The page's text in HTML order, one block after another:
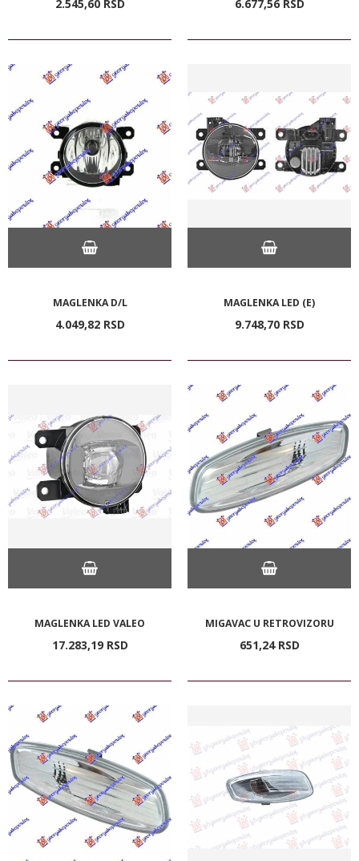
2.545,60 RSD 6.677,56 RSD
MAGLENKA D/L
4.049,82 RSD
MAGLENKA LED (E)
9.748,70 RSD
MAGLENKA LED VALEO
17.283,19 RSD
MIGAVAC U RETROVIZORU
651,24 RSD